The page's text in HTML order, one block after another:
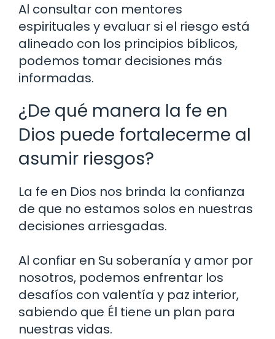
Al consultar con mentores
espirituales y evaluar si el riesgo está
alineado con los principios bíblicos,
podemos tomar decisiones más
informadas.
¿De qué manera la fe en
Dios puede fortalecerme al
asumir riesgos?
La fe en Dios nos brinda la confianza
de que no estamos solos en nuestras
decisiones arriesgadas.
Al confiar en Su soberanía y amor por
nosotros, podemos enfrentar los
desafíos con valentía y paz interior,
sabiendo que Él tiene un plan para
nuestras vidas.